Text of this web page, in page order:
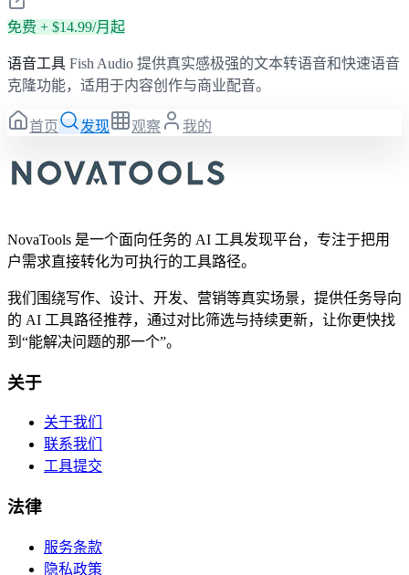
免费 + $14.99/月起
语音工具 Fish Audio 提供真实感极强的文本转语音和快速语音
克隆功能，适用于内容创作与商业配音。
首页 发现 观察 我的
NovaTools 是一个面向任务的 AI 工具发现平台，专注于把用
户需求直接转化为可执行的工具路径。
我们围绕写作、设计、开发、营销等真实场景，提供任务导向
的 AI 工具路径推荐，通过对比筛选与持续更新，让你更快找
到“能解决问题的那一个”。
关于
关于我们
联系我们
工具提交
法律
服务条款
隐私政策